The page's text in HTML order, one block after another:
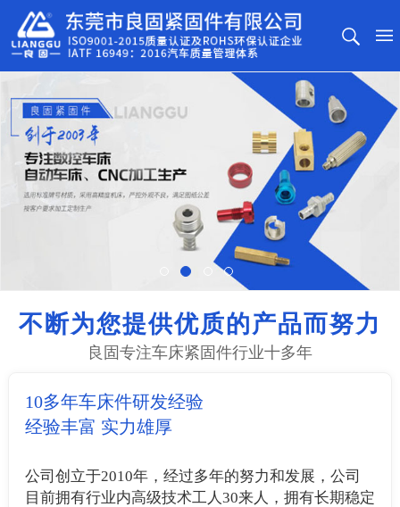
不断为您提供优质的产品而努力
良固专注车床紧固件行业十多年
10多年车床件研发经验
经验丰富 实力雄厚
公司创立于2010年，经过多年的努力和发展，公司
目前拥有行业内高级技术工人30来人，拥有长期稳定